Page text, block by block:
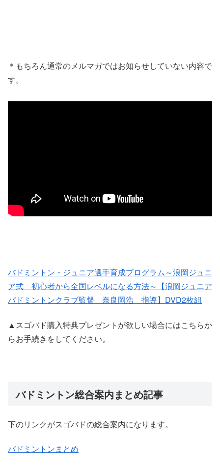
＊もちろん通常のメルマガではお知らせしていない内容で
す。
バドミントン・ジュニア選手育成プログラム～浪岡ジュニ
ア式 初心者から全国レベルになる方法～【浪岡ジュニア
バドミントンクラブ監督 奈良岡浩 指導】DVD2枚組
▲スゴバド購入特典プレゼントが欲しい場合にはこちらか
らお手続きをしてください。
バドミントン総合案内まとめ記事
下のリンクがスゴバドの総合案内になります。
バドミントンまとめ